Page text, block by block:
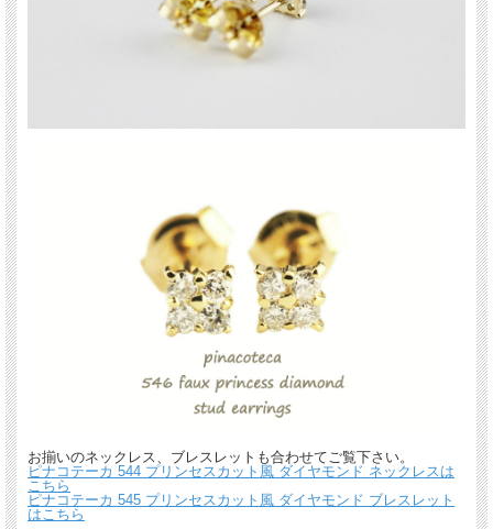
お揃いのネックレス、ブレスレットも合わせてご覧下さい。
ピナコテーカ 544 プリンセスカット風 ダイヤモンド ネックレスは
こちら
ピナコテーカ 545 プリンセスカット風 ダイヤモンド ブレスレット
はこちら